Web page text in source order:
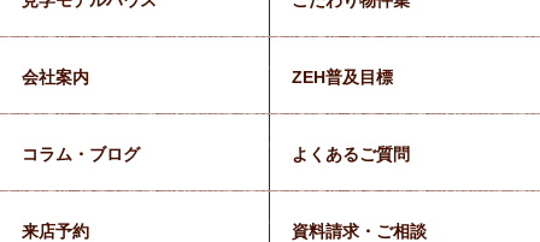
会社案内 ZEH普及目標
コラム・ブログ よくあるご質問
来店予約 資料請求・ご相談